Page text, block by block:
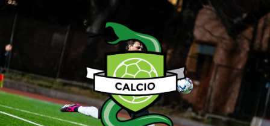
Skip
content